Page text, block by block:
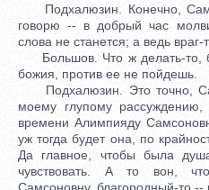
Подхалюзин. Конечно,
говорю -- в добрый час
слова не станется; а ведь
Большов. Что ж делать-то,
божия, против ее не пойдешь.
Подхалюзин. Это точно,
моему глупому
времени Алимпияду
уж тогда будет она, по
Да главное, чтобы была
чувствовать. А то вон,
Самсоновну, благородный-то,--